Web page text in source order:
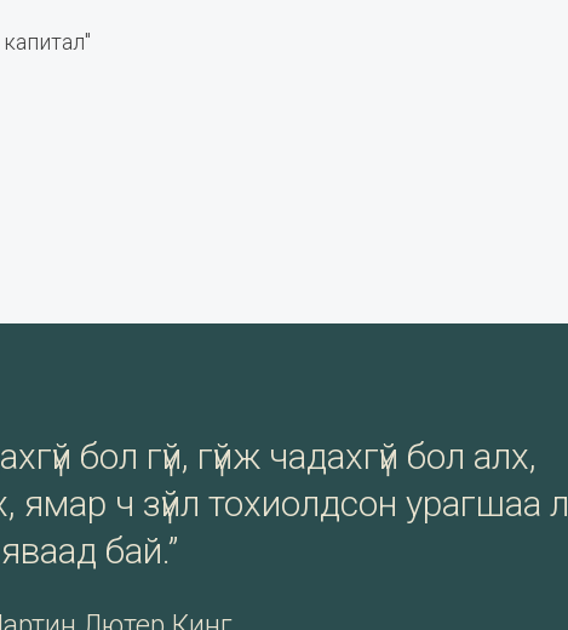
бол гүй, гүйж чадахгүй бол алх,
ямар ч зүйл тохиолдсон урагшаа л
яваад бай.”